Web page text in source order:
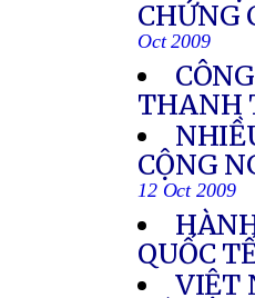
CHỨNG
Oct 2009
THANH
CỘNG
12 Oct 2009
QUỐC
VIỆT